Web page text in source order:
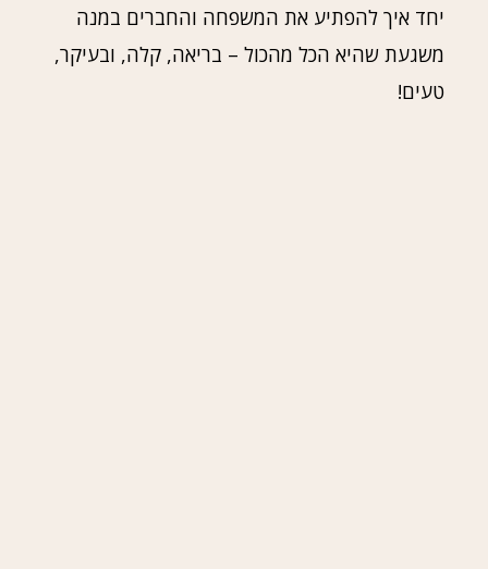
יחד איך להפתיע את המשפחה והחברים במנה
משגעת שהיא הכל מהכול – בריאה, קלה, ובעיקר,
טעים!